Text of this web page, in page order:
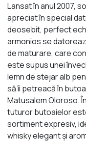
Lansat în anul 2007,
apreciat în special
deosebit, perfect
armonios se
de maturare, care
este supus unei
lemn de stejar alb
să îi petreacă în
Matusalem Oloroso.
tuturor butoaielor
sortiment expresiv,
whisky elegant şi